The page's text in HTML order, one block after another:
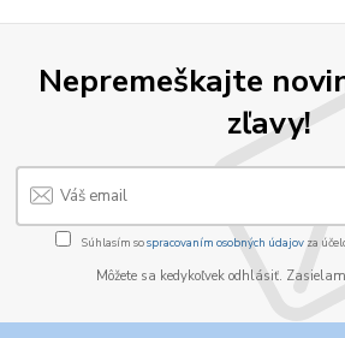
Nepremeškajte
zľavy!
Súhlasím sospracovaním osobných údajov za
Môžete sa kedykoľvek odhlásiť.